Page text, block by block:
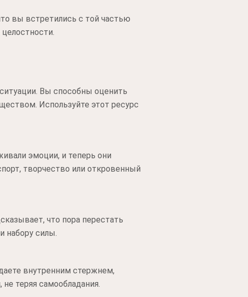
вы встретились с той частью
Вы способны оценить
Используйте этот ресурс
эмоции, и теперь они
творчество или откровенный
что пора перестать
набору силы.
внутренним стержнем,
теряя самообладания.